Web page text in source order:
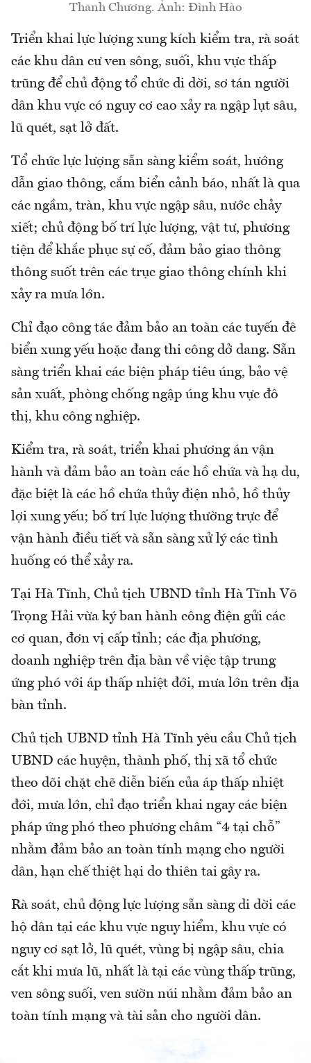
Thanh Chương. Ảnh: Đình Hào
Triển khai lực lượng xung kích kiểm tra, rà soát
các khu dân cư ven sông, suối, khu vực thấp
trũng để chủ động tổ chức di dời, sơ tán người
dân khu vực có nguy cơ cao xảy ra ngập lụt sâu,
lũ quét, sạt lở đất.
Tổ chức lực lượng sẵn sàng kiểm soát, hướng
dẫn giao thông, cắm biển cảnh báo, nhất là qua
các ngầm, tràn, khu vực ngập sâu, nước chảy
xiết; chủ động bố trí lực lượng, vật tư, phương
tiện để khắc phục sự cố, đảm bảo giao thông
thông suốt trên các trục giao thông chính khi
xảy ra mưa lớn.
Chỉ đạo công tác đảm bảo an toàn các tuyến đê
biển xung yếu hoặc đang thi công dở dang. Sẵn
sàng triển khai các biện pháp tiêu úng, bảo vệ
sản xuất, phòng chống ngập úng khu vực đô
thị, khu công nghiệp.
Kiểm tra, rà soát, triển khai phương án vận
hành và đảm bảo an toàn các hồ chứa và hạ du,
đặc biệt là các hồ chứa thủy điện nhỏ, hồ thủy
lợi xung yếu; bố trí lực lượng thường trực để
vận hành điều tiết và sẵn sàng xử lý các tình
huống có thể xảy ra.
Tại Hà Tĩnh, Chủ tịch UBND tỉnh Hà Tĩnh Võ
Trọng Hải vừa ký ban hành công điện gửi các
cơ quan, đơn vị cấp tỉnh; các địa phương,
doanh nghiệp trên địa bàn về việc tập trung
ứng phó với áp thấp nhiệt đới, mưa lớn trên địa
bàn tỉnh.
Chủ tịch UBND tỉnh Hà Tĩnh yêu cầu Chủ tịch
UBND các huyện, thành phố, thị xã tổ chức
theo dõi chặt chẽ diễn biến của áp thấp nhiệt
đới, mưa lớn, chỉ đạo triển khai ngay các biện
pháp ứng phó theo phương châm “4 tại chỗ”
nhằm đảm bảo an toàn tính mạng cho người
dân, hạn chế thiệt hại do thiên tai gây ra.
Rà soát, chủ động lực lượng sẵn sàng di dời các
hộ dân tại các khu vực nguy hiểm, khu vực có
nguy cơ sạt lở, lũ quét, vùng bị ngập sâu, chia
cắt khi mưa lũ, nhất là tại các vùng thấp trũng,
ven sông suối, ven sườn núi nhằm đảm bảo an
toàn tính mạng và tài sản cho người dân.